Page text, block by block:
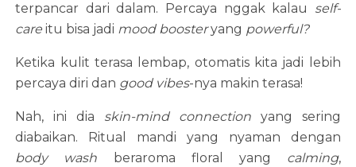
terpancar dari dalam. Percaya nggak kalau self-
care itu bisa jadi mood boosteryang powerful?
Ketika kulit terasa lembap, otomatis kita jadi lebih
percaya diri dan good vibes-nya makin terasa!
Nah, ini dia skin-mind connectionyang sering
diabaikan. Ritual mandi yang nyaman dengan
body wash beraroma floral yang calming,